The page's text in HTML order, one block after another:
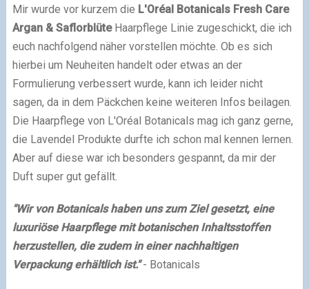
Mir wurde vor kurzem die L'Oréal Botanicals Fresh Care
Argan & SaflorblüteHaarpflege Linie zugeschickt, die ich
euch nachfolgend näher vorstellen möchte. Ob es sich
hierbei um Neuheiten handelt oder etwas an der
Formulierung verbessert wurde, kann ich leider nicht
sagen, da in dem Päckchen keine weiteren Infos beilagen.
Die Haarpflege von L'Oréal Botanicals mag ich ganz gerne,
die Lavendel Produkte durfte ich schon mal kennen lernen.
Aber auf diese war ich besonders gespannt, da mir der
Duft super gut gefällt.
"Wir von Botanicals haben uns zum Ziel gesetzt, eine
luxuriöse Haarpflege mit botanischen Inhaltsstoffen
herzustellen, die zudem in einer nachhaltigen
Verpackung erhältlich ist." - Botanicals